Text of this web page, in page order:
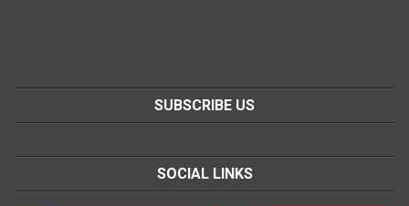
SUBSCRIBE US
SOCIAL LINKS